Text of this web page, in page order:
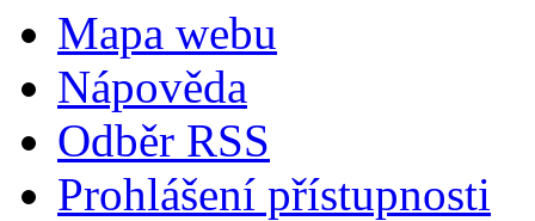
Mapa webu
Nápověda
Odběr RSS
Prohlášení přístupnosti